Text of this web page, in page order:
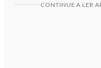
CONTINUE A LER